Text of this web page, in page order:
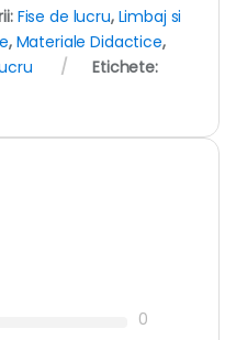
Fise de lucru, Limbaj si
, Materiale Didactice,
Etichete:
0